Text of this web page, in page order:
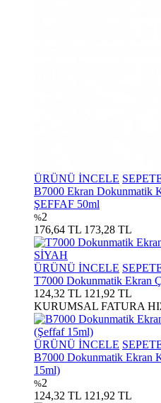
ÜRÜNÜ İNCELE
B7000 Ekran Dokunmatik
ŞEFFAF 50ml
%2
176,64 TL 173,28 TL
ÜRÜNÜ İNCELE
T7000 Dokunmatik Ekran
124,32 TL 121,92 TL
KURUMSAL FATURA
ÜRÜNÜ İNCELE
B7000 Dokunmatik Ekran
15ml)
%2
124,32 TL 121,92 TL